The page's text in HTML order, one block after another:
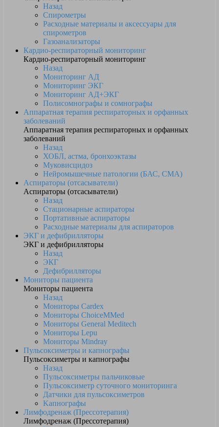
Назад
Спирометры
Расходные материалы и аксессуары для
спирометров
Газоанализаторы
Кардио-респираторный мониторинг
Кардио-респираторный мониторинг
Назад
Мониторинг АД
Мониторинг ЭКГ
Мониторинг АД+ЭКГ
Полисомнографы и сомнографы
Аппаратная терапия респираторных и орфанных
заболеваний
Аппаратная терапия респираторных и орфанных
заболеваний
Назад
ХОБЛ, астма, бронхоэктазы
Муковисцидоз
Нейромышечные патологии (БАС, СМА)
Аспираторы (отсасыватели)
Аспираторы (отсасыватели)
Назад
Стационарные аспираторы
Портативные аспираторы
Расходные материалы для аспираторов
ЭКГ и дефибрилляторы
ЭКГ и дефибрилляторы
Назад
ЭКГ
Дефибрилляторы
Мониторы пациента
Мониторы пациента
Назад
Мониторы Cardex
Мониторы ChoiceMMed
Мониторы General Meditech
Мониторы Lepu
Мониторы Mindray
Пульсоксиметры и капнографы
Пульсоксиметры и капнографы
Назад
Пульсоксиметры пальчиковые
Пульсоксиметр суточного мониторинга
Датчики для пульсоксиметров
Kапнографы
Лимфодренаж (Прессотерапия)
Лимфодренаж (Прессотерапия)